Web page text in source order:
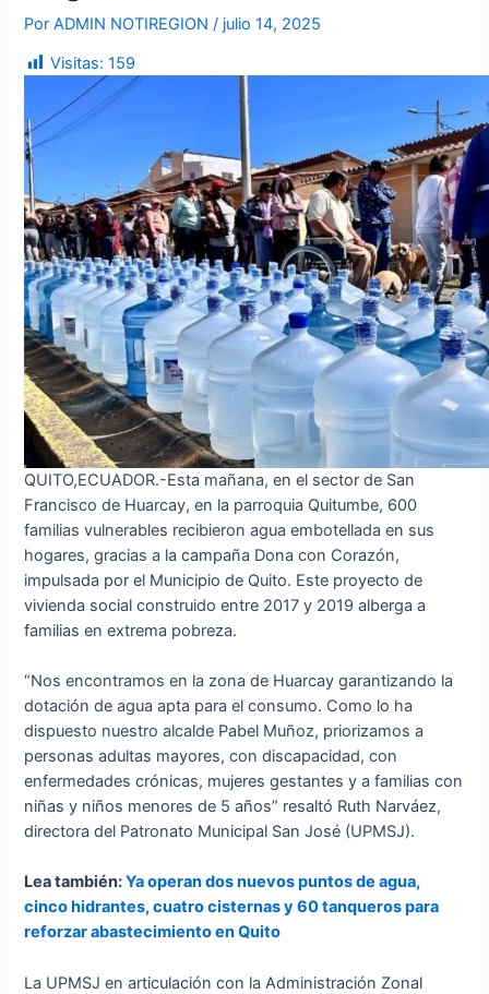
PorADMIN NOTIREGION/ julio 14, 2025
Visitas: 159
QUITO,ECUADOR.-Esta mañana, en el sector de San
Francisco de Huarcay, en la parroquia Quitumbe, 600
familias vulnerables recibieron agua embotellada en sus
hogares, gracias a la campaña Dona con Corazón,
impulsada por el Municipio de Quito. Este proyecto de
vivienda social construido entre 2017 y 2019 alberga a
familias en extrema pobreza.
“Nos encontramos en la zona de Huarcay garantizando la
dotación de agua apta para el consumo. Como lo ha
dispuesto nuestro alcalde Pabel Muñoz, priorizamos a
personas adultas mayores, con discapacidad, con
enfermedades crónicas, mujeres gestantes y a familias con
niñas y niños menores de 5 años” resaltó Ruth Narváez,
directora del Patronato Municipal San José (UPMSJ).
Lea también:Ya operan dos nuevos puntos de agua,
cinco hidrantes, cuatro cisternas y 60 tanqueros para
reforzar abastecimiento en Quito
La UPMSJ en articulación con la Administración Zonal